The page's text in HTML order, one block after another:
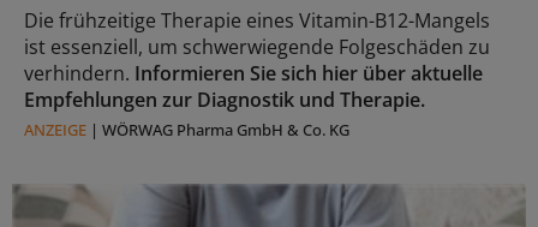
Die frühzeitige Therapie eines Vitamin-B12-Mangels
ist essenziell, um schwerwiegende Folgeschäden zu
verhindern. Informieren Sie sich hier über aktuelle
Empfehlungen zur Diagnostik und Therapie.
ANZEIGE | WÖRWAG Pharma GmbH & Co. KG